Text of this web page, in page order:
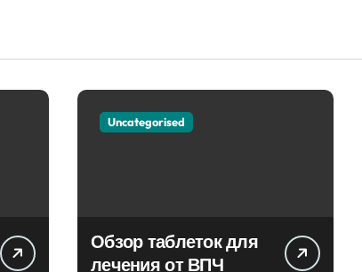
Uncategorised
Обзор таблеток для
лечения от ВПЧ